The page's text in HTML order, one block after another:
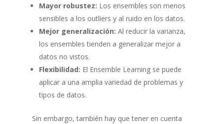
Mayor robustez: Los ensembles son menos
sensibles a los outliers y al ruido en los datos.
Mejor generalización: Al reducir la varianza,
los ensembles tienden a generalizar mejor a
datos no vistos.
Flexibilidad: El Ensemble Learning se puede
aplicar a una amplia variedad de problemas y
tipos de datos.
Sin embargo, también hay que tener en cuenta